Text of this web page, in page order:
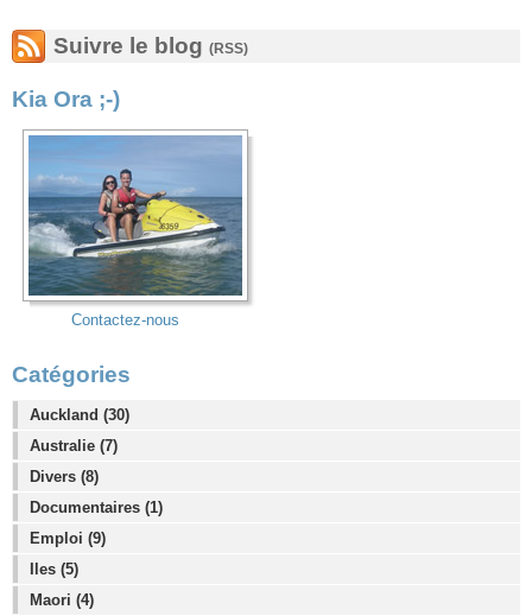
Suivre le blog (RSS)
Kia Ora ;-)
Contactez-nous
Catégories
Auckland (30)
Australie (7)
Divers (8)
Documentaires (1)
Emploi (9)
Iles (5)
Maori (4)